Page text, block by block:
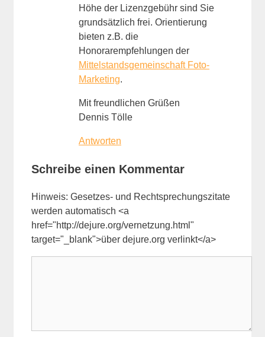
Höhe der Lizenzgebühr sind Sie
grundsätzlich frei. Orientierung
bieten z.B. die
Honorarempfehlungen der
Mittelstandsgemeinschaft Foto-
Marketing.
Mit freundlichen Grüßen
Dennis Tölle
Antworten
Schreibe einen Kommentar
Hinweis: Gesetzes- und Rechtsprechungszitate
werden automatisch <a
href="http://dejure.org/vernetzung.html"
target="_blank">über dejure.org verlinkt</a>